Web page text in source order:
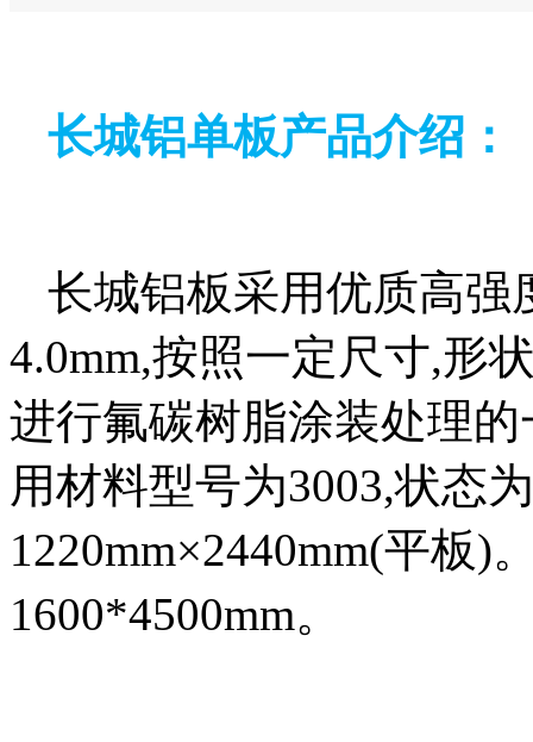
长城铝单板产品介绍：
长城铝板采用优质高强
4.0mm,按照一定尺寸,形
进行氟碳树脂涂装处理
用材料型号为3003,状态
1220mm×2440mm(平板)
1600*4500mm。